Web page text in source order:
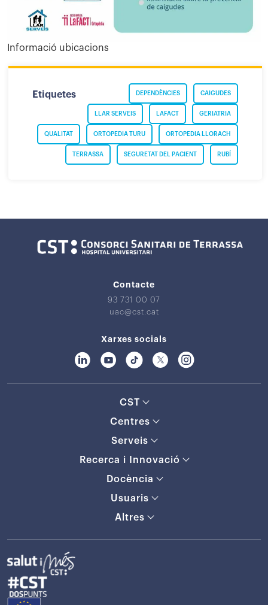
Informació ubicacions
Etiquetes CAIGUDES
DEPENDÈNCIES
GERIATRIA
LAFACT
LLAR SERVEIS
ORTOPEDIA LLORACH
ORTOPEDIA TURU
QUALITAT
RUBÍ
SEGURETAT DEL PACIENT
TERRASSA
Contacte
93 731 00 07
uac@cst.cat
Xarxes socials
CST
Centres
Serveis
Recerca i Innovació
Docència
Usuaris
Altres